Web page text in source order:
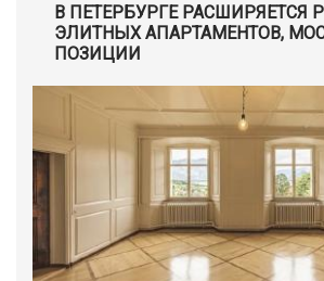
В ПЕТЕРБУРГЕ РАСШИРЯЕТСЯ
ЭЛИТНЫХ АПАРТАМЕНТОВ,
ПОЗИЦИИ